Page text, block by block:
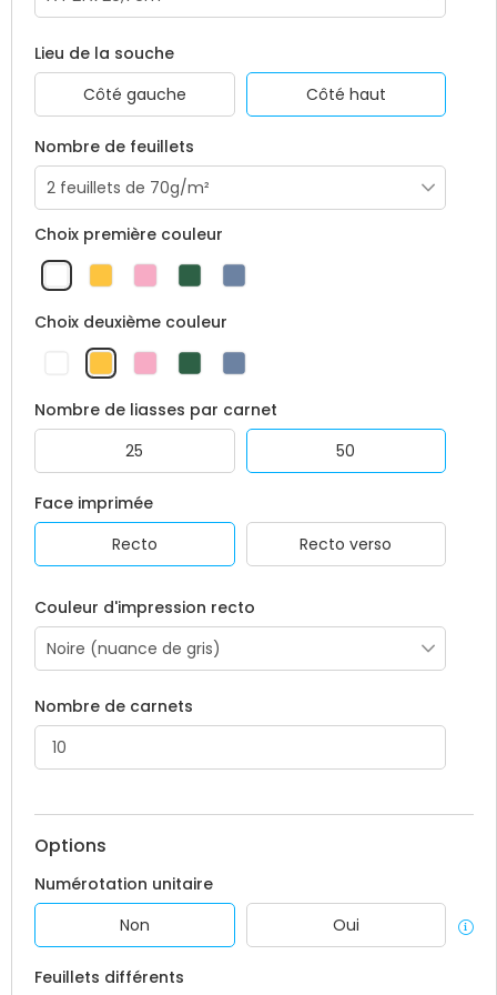
Lieu de la souche
Côté gauche
Côté haut
Nombre de feuillets
Choix première couleur
Choix deuxième couleur
Nombre de liasses par carnet
25
50
Face imprimée
Recto
Recto verso
Couleur d'impression recto
Nombre de carnets
Options
Numérotation unitaire
Non
Oui
Feuillets différents